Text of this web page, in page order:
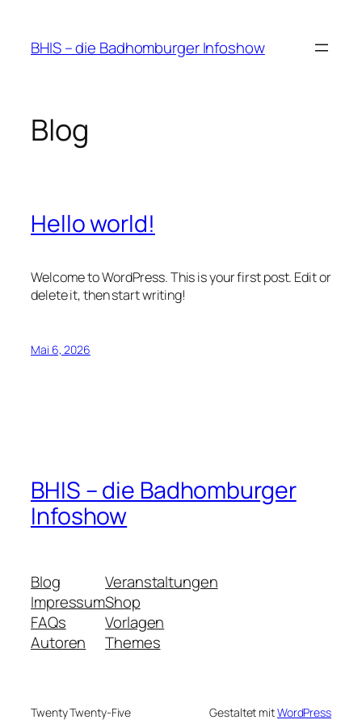
springen
BHIS – die Badhomburger Infoshow
Blog
Hello world!
Welcome to WordPress. This is your first post. Edit or
delete it, then start writing!
Mai 6, 2026
BHIS – die Badhomburger
Infoshow
Blog
Impressum
FAQs
Autoren
Veranstaltungen
Shop
Vorlagen
Themes
Twenty Twenty-Five Gestaltet mitWordPress